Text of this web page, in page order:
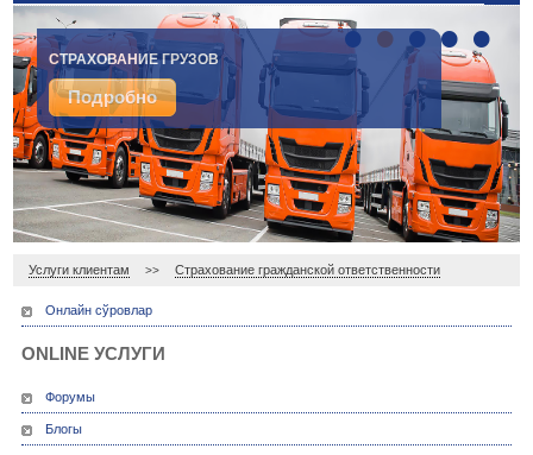
СТРАХОВАНИЕ ГРУЗОВ
Подробно
•••••
Услуги клиентам >> Страхование гражданской ответственности
Онлайн сўровлар
ONLINE УСЛУГИ
Форумы
Блогы